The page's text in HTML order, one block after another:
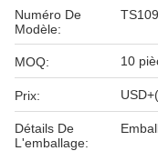
Numéro De
Modèle:
MOQ: 10
Prix:
Détails De
L'emballage: